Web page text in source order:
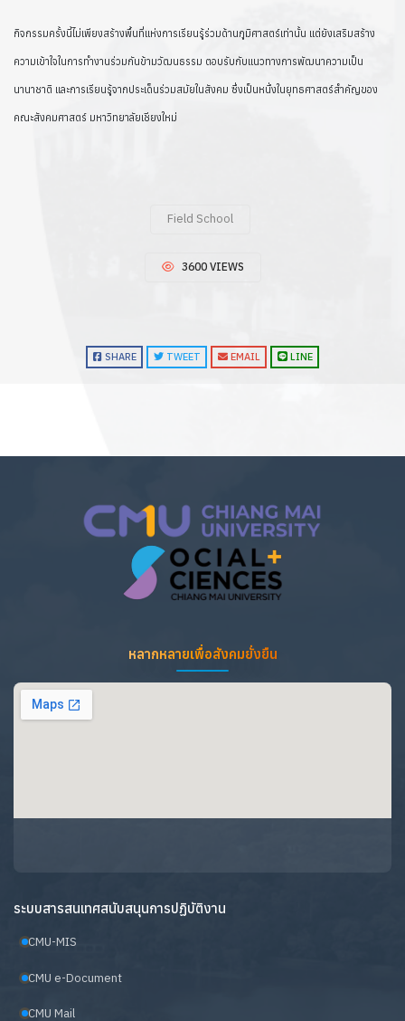
กิจกรรมครั้งนี้ไม่เพียงสร้างพื้นที่แห่งการเรียนรู้ร่วมด้านภูมิศาสตร์เท่านั้น แต่ยังเสริมสร้าง
ความเข้าใจในการทำงานร่วมกันข้ามวัฒนธรรม ตอบรับกับแนวทางการพัฒนาความเป็น
นานาชาติ และการเรียนรู้จากประเด็นร่วมสมัยในสังคม ซึ่งเป็นหนึ่งในยุทธศาสตร์สำคัญของ
คณะสังคมศาสตร์ มหาวิทยาลัยเชียงใหม่
Field School
3600 VIEWS
SHARE TWEET EMAIL LINE
หลากหลายเพื่อสังคมยั่งยืน
ระบบสารสนเทศสนับสนุนการปฏิบัติงาน
CMU-MIS
CMU e-Document
CMU Mail